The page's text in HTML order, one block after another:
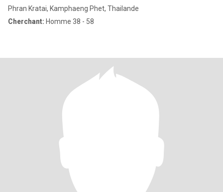
Phran Kratai, Kamphaeng Phet, Thailande
Cherchant: Homme 38 - 58